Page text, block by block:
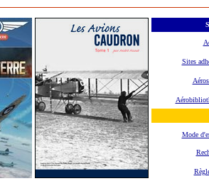
Sites
Mode